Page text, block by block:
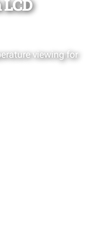
viewing for